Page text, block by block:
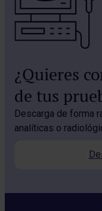
¿Quieres
de tus
Descarga de forma
analíticas o